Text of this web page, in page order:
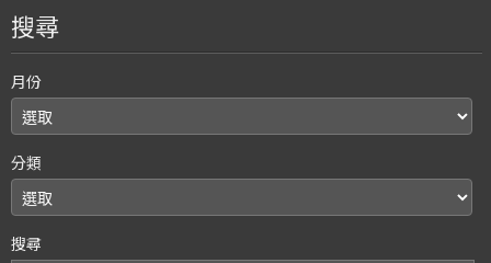
搜尋
月份
分類
搜尋